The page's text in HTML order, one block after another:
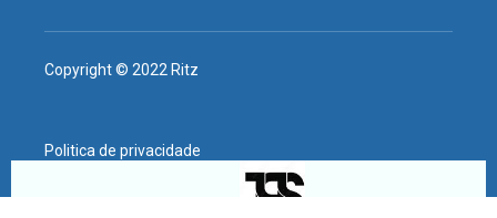
Copyright © 2022 Ritz
Politica de privacidade